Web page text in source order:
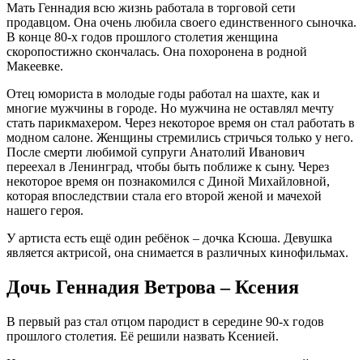
Мать Геннадия всю жизнь работала в торговой сети
продавцом. Она очень любила своего единственного сыночка.
В конце 80-х годов прошлого столетия женщина
скоропостижно скончалась. Она похоронена в родной
Макеевке.
Отец юмориста в молодые годы работал на шахте, как и
многие мужчины в городе. Но мужчина не оставлял мечту
стать парикмахером. Через некоторое время он стал работать в
модном салоне. Женщины стремились стричься только у него.
После смерти любимой супруги Анатолий Иванович
переехал в Ленинград, чтобы быть поближе к сыну. Через
некоторое время он познакомился с Диной Михайловной,
которая впоследствии стала его второй женой и мачехой
нашего героя.
У артиста есть ещё один ребёнок – дочка Ксюша. Девушка
является актрисой, она снимается в различных кинофильмах.
Дочь Геннадия Ветрова – Ксения
В первый раз стал отцом пародист в середине 90-х годов
прошлого столетия. Её решили назвать Ксенией.